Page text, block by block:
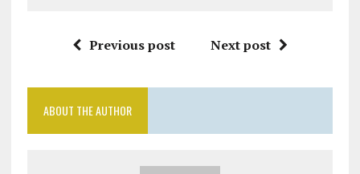
Previous post Next post
ABOUT THE AUTHOR